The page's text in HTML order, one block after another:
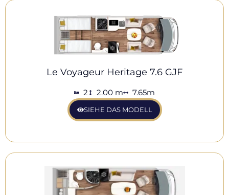
Le Voyageur Heritage 7.6 GJF
2 2.00 m 7.65m
SIEHE DAS MODELL